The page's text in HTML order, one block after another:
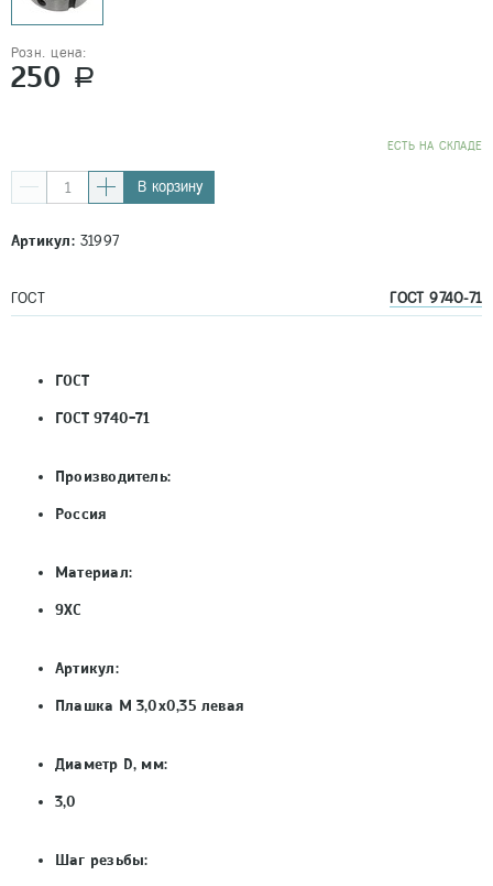
Розн. цена:
250 a
EСТЬ НА СКЛАДЕ
В корзину
Артикул:31997
ГОСТ ГОСТ 9740-71
ГОСТ
ГОСТ 9740-71
Производитель:
Россия
Материал:
9ХС
Артикул:
Плашка М 3,0х0,35 левая
Диаметр D, мм:
3,0
Шаг резьбы: